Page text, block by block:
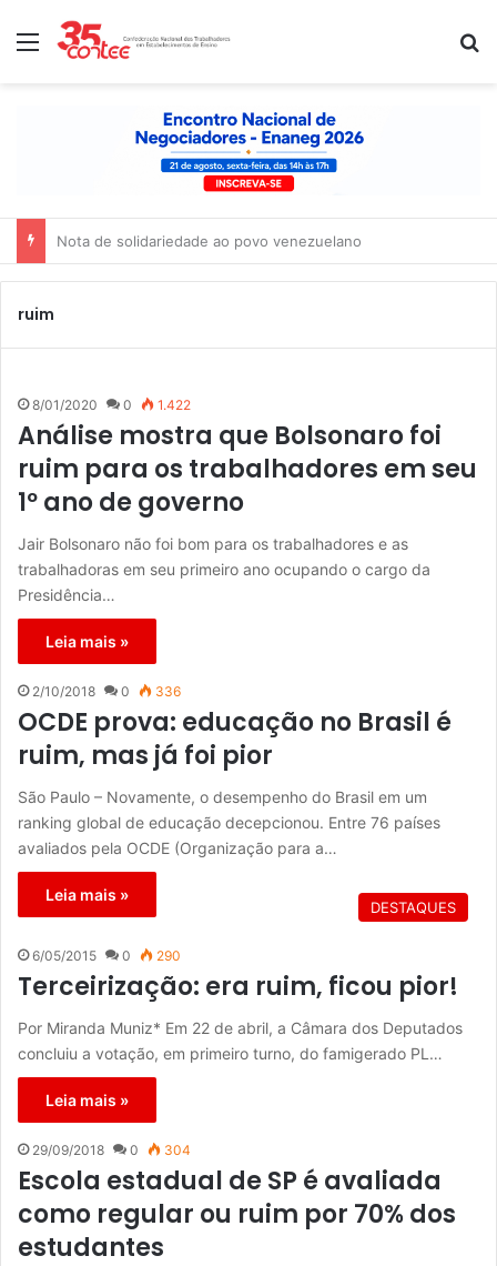
Menu
Nota de solidariedade ao povo venezuelano
ruim
8/01/2020 0 1.422
Análise mostra que Bolsonaro foi
ruim para os trabalhadores em seu
1º ano de governo
Jair Bolsonaro não foi bom para os trabalhadores e as
trabalhadoras em seu primeiro ano ocupando o cargo da
Presidência…
Leia mais »
2/10/2018 0 336
OCDE prova: educação no Brasil é
ruim, mas já foi pior
São Paulo – Novamente, o desempenho do Brasil em um
ranking global de educação decepcionou. Entre 76 países
avaliados pela OCDE (Organização para a…
Leia mais »
DESTAQUES
6/05/2015 0 290
Terceirização: era ruim, ficou pior!
Por Miranda Muniz* Em 22 de abril, a Câmara dos Deputados
concluiu a votação, em primeiro turno, do famigerado PL…
Leia mais »
29/09/2018 0 304
Escola estadual de SP é avaliada
como regular ou ruim por 70% dos
estudantes